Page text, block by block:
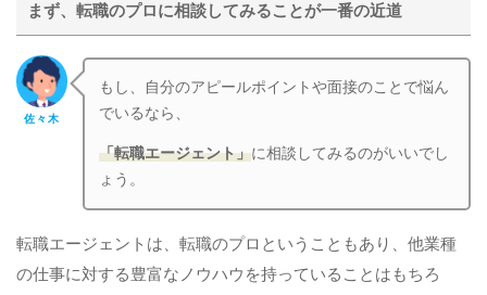
まず、転職のプロに相談してみることが一番の近道
佐々木
もし、自分のアピールポイントや面接のことで悩ん
でいるなら、
「転職エージェント」に相談してみるのがいいでし
ょう。
転職エージェントは、転職のプロということもあり、他業種
の仕事に対する豊富なノウハウを持っていることはもちろ